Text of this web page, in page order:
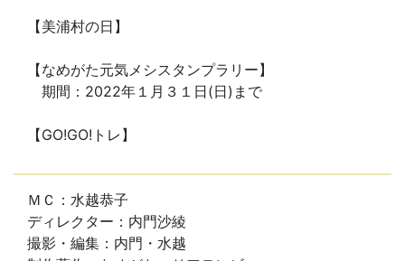
【美浦村の日】
【なめがた元気メシスタンプラリー】
期間：2022年１月３１日(日)まで
【GO!GO!トレ】
ＭＣ：水越恭子
ディレクター：内門沙綾
撮影・編集：内門・水越